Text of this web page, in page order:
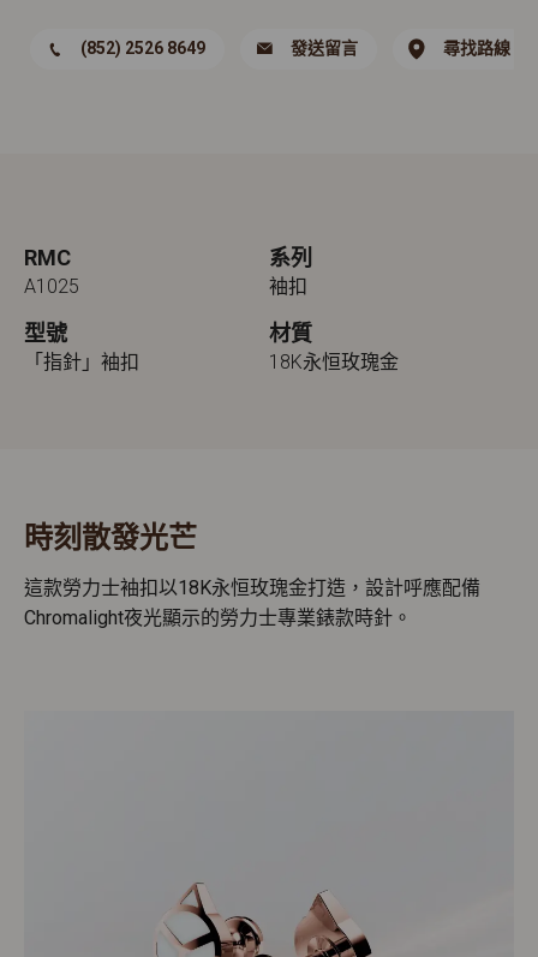
(852) 2526 8649 發送留言 尋找路線
RMC
A1025
系列
袖扣
型號
「指針」袖扣
材質
18K永恒玫瑰金
時刻散發光芒
這款勞力士袖扣以18K永恒玫瑰金打造，設計呼應配備
Chromalight夜光顯示的勞力士專業錶款時針。